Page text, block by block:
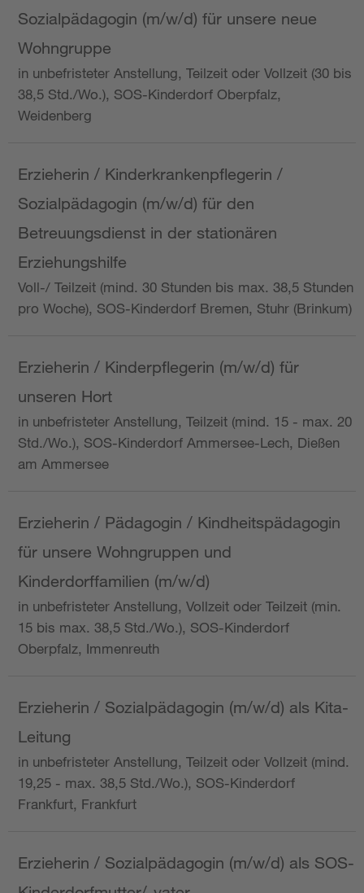
Sozialpädagogin (m/w/d) für unsere neue
Wohngruppe
in unbefristeter Anstellung, Teilzeit oder Vollzeit (30 bis
38,5 Std./Wo.), SOS-Kinderdorf Oberpfalz,
Weidenberg
Erzieherin / Kinderkrankenpflegerin /
Sozialpädagogin (m/w/d) für den
Betreuungsdienst in der stationären
Erziehungshilfe
Voll-/ Teilzeit (mind. 30 Stunden bis max. 38,5 Stunden
pro Woche), SOS-Kinderdorf Bremen, Stuhr (Brinkum)
Erzieherin / Kinderpflegerin (m/w/d) für
unseren Hort
in unbefristeter Anstellung, Teilzeit (mind. 15 - max. 20
Std./Wo.), SOS-Kinderdorf Ammersee-Lech, Dießen
am Ammersee
Erzieherin / Pädagogin / Kindheitspädagogin
für unsere Wohngruppen und
Kinderdorffamilien (m/w/d)
in unbefristeter Anstellung, Vollzeit oder Teilzeit (min.
15 bis max. 38,5 Std./Wo.), SOS-Kinderdorf
Oberpfalz, Immenreuth
Erzieherin / Sozialpädagogin (m/w/d) als Kita-
Leitung
in unbefristeter Anstellung, Teilzeit oder Vollzeit (mind.
19,25 - max. 38,5 Std./Wo.), SOS-Kinderdorf
Frankfurt, Frankfurt
Erzieherin / Sozialpädagogin (m/w/d) als SOS-